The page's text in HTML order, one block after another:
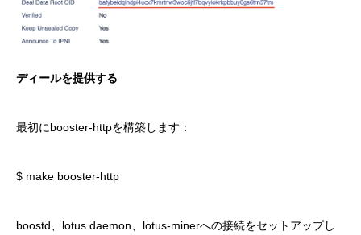
ディールを提供する
最初にbooster-httpを構築します：
$ make booster-http
boostd、lotus daemon、lotus-minerへの接続をセットアップし